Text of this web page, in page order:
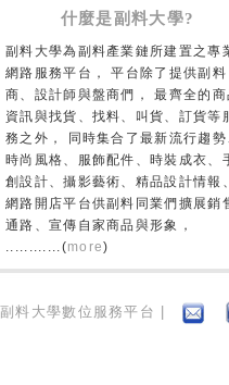
什麼是副料大學?
副料大學為副料產業鏈所建置之專
網路服務平台， 平台除了提供副料
商、設計師與盤商們， 最齊全的商
資訊與找貨、找料、叫貨、訂貨等
務之外， 同時集合了最新流行趨勢
時尚風格、服飾配件、時裝成衣、
創設計、攝影藝術、精品設計情報、
網路開店平台供副料同業們擴展銷
通路、宣傳自家商品與形象，
............(more)
副料大學數位服務平台 |